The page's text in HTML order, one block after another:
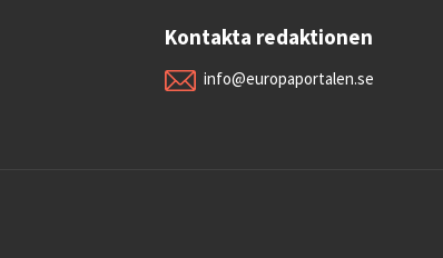
Kontakta redaktionen
info@europaportalen.se